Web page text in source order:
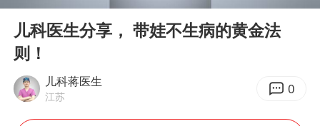
21楼高空抛物嫌疑人被拘留
Play
儿科医生分享， 带娃不生病的黄金法
则！
儿科蒋医生
江苏 0